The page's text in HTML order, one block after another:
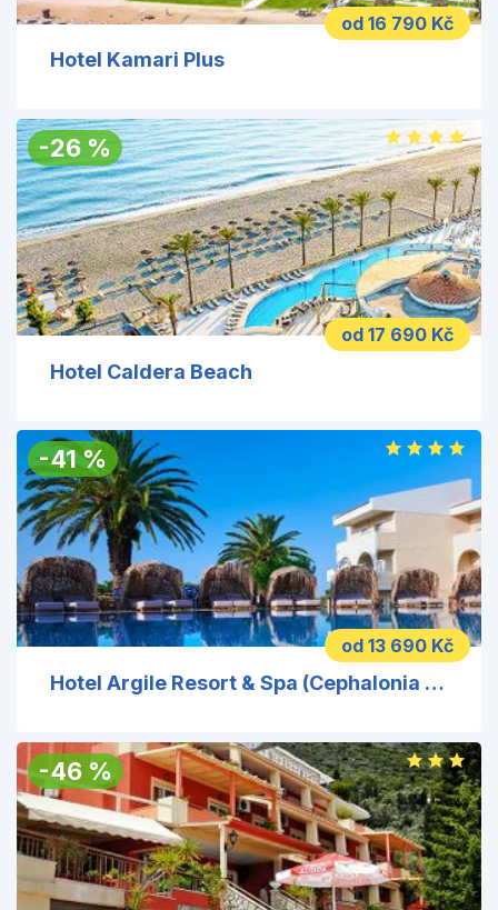
od 16 790 Kč
Hotel Kamari Plus
od 17 690 Kč
-26 %
Hotel Caldera Beach
od 13 690 Kč
-41%
Hotel Argile Resort & Spa (Cephalonia Palace)
-46 %